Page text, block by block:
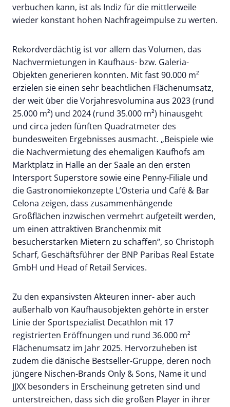
verbuchen kann, ist als Indiz für die mittlerweile
wieder konstant hohen Nachfrageimpulse zu werten.
Rekordverdächtig ist vor allem das Volumen, das
Nachvermietungen in Kaufhaus- bzw. Galeria-
Objekten generieren konnten. Mit fast 90.000 m²
erzielen sie einen sehr beachtlichen Flächenumsatz,
der weit über die Vorjahresvolumina aus 2023 (rund
25.000 m²) und 2024 (rund 35.000 m²) hinausgeht
und circa jeden fünften Quadratmeter des
bundesweiten Ergebnisses ausmacht. „Beispiele wie
die Nachvermietung des ehemaligen Kaufhofs am
Marktplatz in Halle an der Saale an den ersten
Intersport Superstore sowie eine Penny-Filiale und
die Gastronomiekonzepte L’Osteria und Café & Bar
Celona zeigen, dass zusammenhängende
Großflächen inzwischen vermehrt aufgeteilt werden,
um einen attraktiven Branchenmix mit
besucherstarken Mietern zu schaffen“, so Christoph
Scharf, Geschäftsführer der BNP Paribas Real Estate
GmbH und Head of Retail Services.
Zu den expansivsten Akteuren inner- aber auch
außerhalb von Kaufhausobjekten gehörte in erster
Linie der Sportspezialist Decathlon mit 17
registrierten Eröffnungen und rund 36.000 m²
Flächenumsatz im Jahr 2025. Hervorzuheben ist
zudem die dänische Bestseller-Gruppe, deren noch
jüngere Nischen-Brands Only & Sons, Name it und
JJXX besonders in Erscheinung getreten sind und
unterstreichen, dass sich die großen Player in ihrer